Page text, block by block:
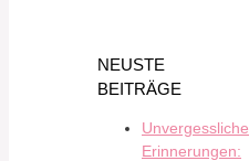
NEUSTE
BEITRÄGE
Unvergessliche
Erinnerungen: